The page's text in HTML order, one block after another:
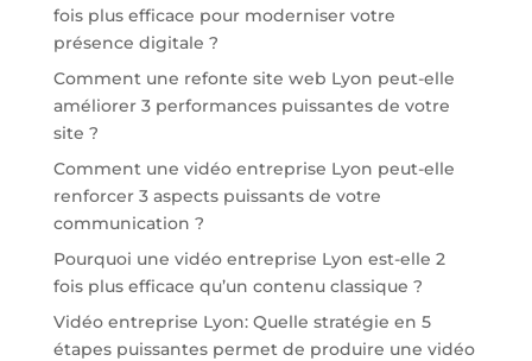
fois plus efficace pour moderniser votre
présence digitale ?
Comment une refonte site web Lyon peut-elle
améliorer 3 performances puissantes de votre
site ?
Comment une vidéo entreprise Lyon peut-elle
renforcer 3 aspects puissants de votre
communication ?
Pourquoi une vidéo entreprise Lyon est-elle 2
fois plus efficace qu’un contenu classique ?
Vidéo entreprise Lyon: Quelle stratégie en 5
étapes puissantes permet de produire une vidéo